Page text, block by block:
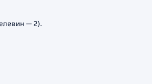
— 2).